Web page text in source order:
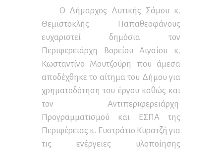
Ο Δήμαρχος Δυτικής Σάμου κ.
Θεμιστοκλής Παπαθεοφάνους
ευχαριστεί δημόσια τον
Περιφερειάρχη Βορείου Αιγαίου κ.
Κωσταντίνο Μουτζούρη που άμεσα
αποδέχθηκε το αίτημα του Δήμου για
χρηματοδότηση του έργου καθώς και
τον Αντιπεριφερειάρχη
Προγραμματισμού και ΕΣΠΑ της
Περιφέρειας κ. Ευστράτιο Κυρατζή για
τις ενέργειες υλοποίησης